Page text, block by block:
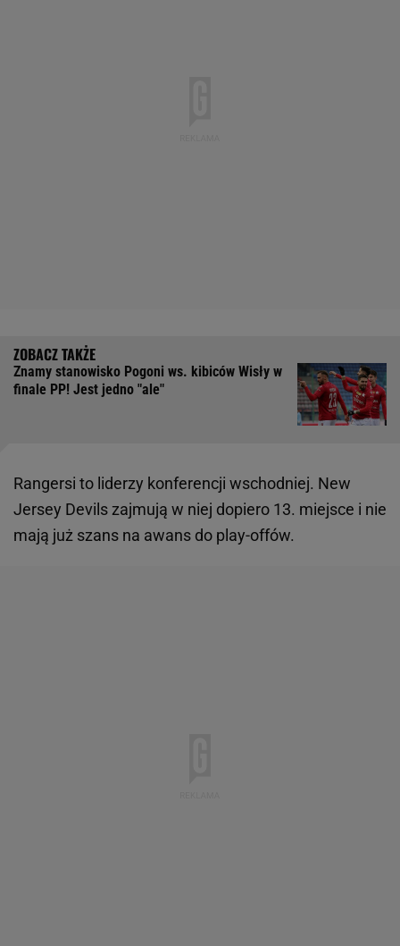
Znamy stanowisko Pogoni ws. kibiców Wisły w
finale PP! Jest jedno "ale"
Rangersi to liderzy konferencji wschodniej. New
Jersey Devils zajmują w niej dopiero 13. miejsce i nie
mają już szans na awans do play-offów.